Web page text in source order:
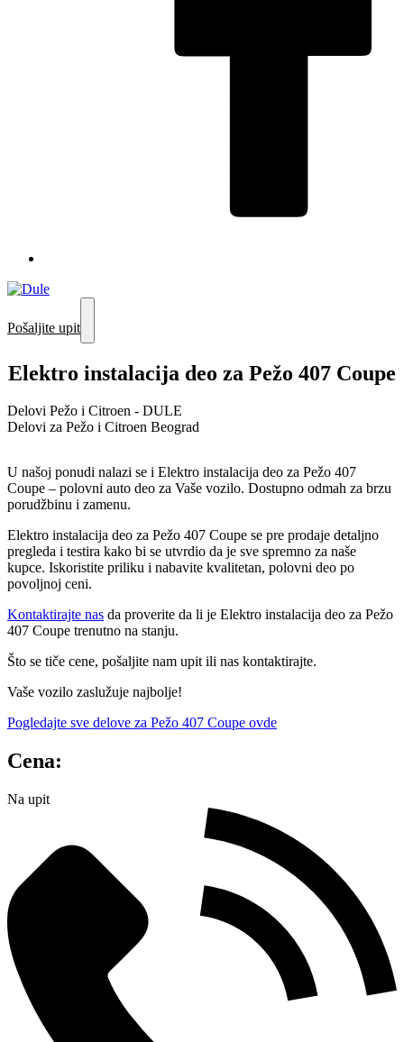
Pošaljite upit
Elektro instalacija deo za Pežo 407 Coupe
Delovi Pežo i Citroen - DULE
Delovi za Pežo i Citroen Beograd
U našoj ponudi nalazi se i Elektro instalacija deo za Pežo 407
Coupe – polovni auto deo za Vaše vozilo. Dostupno odmah za brzu
porudžbinu i zamenu.
Elektro instalacija deo za Pežo 407 Coupe se pre prodaje detaljno
pregleda i testira kako bi se utvrdio da je sve spremno za naše
kupce. Iskoristite priliku i nabavite kvalitetan, polovni deo po
povoljnoj ceni.
Kontaktirajte nas da proverite da li je Elektro instalacija deo za Pežo
407 Coupe trenutno na stanju.
Što se tiče cene, pošaljite nam upit ili nas kontaktirajte.
Vaše vozilo zaslužuje najbolje!
Pogledajte sve delove za Pežo 407 Coupe ovde
Cena:
Na upit